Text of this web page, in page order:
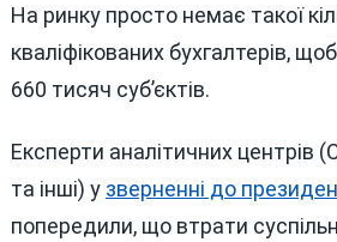
На ринку просто немає такої
кваліфікованих бухгалтерів,
660 тисяч суб’єктів.
Експерти аналітичних центрів
та інші) у зверненні до
попередили, що втрати